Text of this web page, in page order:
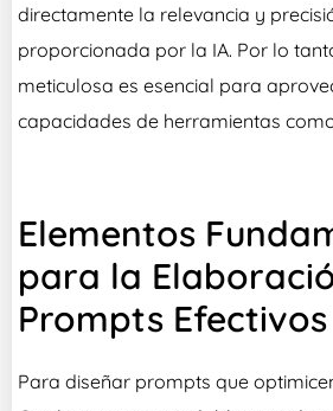
directamente la relevancia y
proporcionada por la IA. Por lo
meticulosa es esencial para
capacidades de herramientas
Elementos
para la
Prompts Efectivos
Para diseñar prompts que